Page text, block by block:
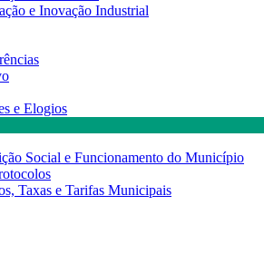
e Inovação Industrial
e Elogios
Social e Funcionamento do Município
Taxas e Tarifas Municipais